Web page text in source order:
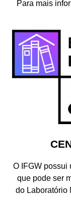
Para mais
O IFGW possui
que pode ser
do Laboratório